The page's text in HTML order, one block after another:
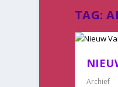
TAG:
Archief